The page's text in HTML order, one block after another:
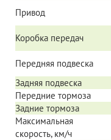
Привод
Коробка передач
Передняя подвеска
Задняя подвеска
Передние тормоза
Задние тормоза
Максимальная
скорость, км/ч